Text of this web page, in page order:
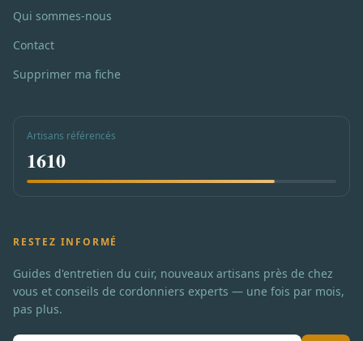
Qui sommes-nous
Contact
Supprimer ma fiche
Artisans référencés
1610
RESTEZ INFORMÉ
Guides d'entretien du cuir, nouveaux artisans près de chez
vous et conseils de cordonniers experts — une fois par mois,
pas plus.